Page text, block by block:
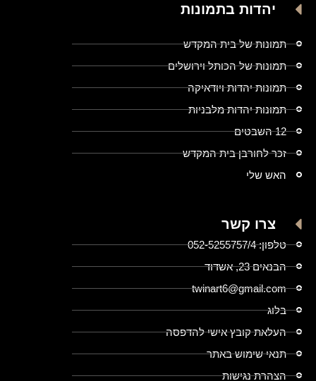
יהדות בתמונות
תמונות של בית המקדש
תמונות של הכותל וירושלים
תמונות יהדות ויודאיקה
תמונות יהדות מלבניות
12 השבטים
זכר לחורבן בית המקדש
האש שלי
צרו קשר
טלפון: 052-5255757/4
הבנאים 23, אשדוד
twinart6@gmail.com
בלוג
העלאת קובץ אישי להדפסה
תנאי שימוש באתר
הצהרת נגישות